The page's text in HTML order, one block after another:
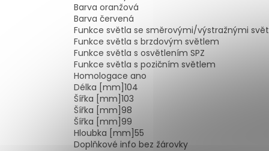
Barva oranžová
Barva červená
Funkce světla se směrovými/výstražnými
Funkce světla s brzdovým světlem
Funkce světla s osvětlením SPZ
Funkce světla s pozičním světlem
Homologace ano
Délka [mm]104
Šířka [mm]103
Šířka [mm]98
Šířka [mm]99
Hloubka [mm]55
Doplňkové info bez žárovky